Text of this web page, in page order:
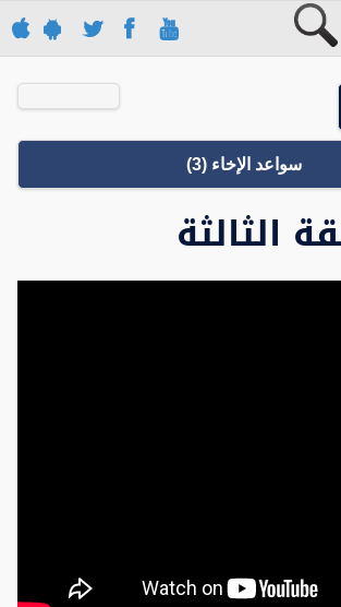
سواعد الإخاء (3)